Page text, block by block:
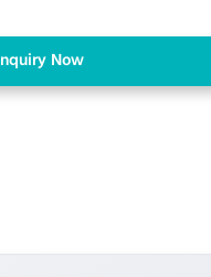
Now